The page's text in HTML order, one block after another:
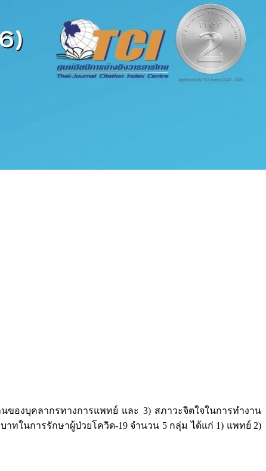
องบุคลากรทางการแพทย์ และ 3) สภาวะจิตใจในการทำงาน
ในการรักษาผู้ป่วยโควิด-19 จำนวน 5 กลุ่ม ได้แก่ 1) แพทย์ 2)